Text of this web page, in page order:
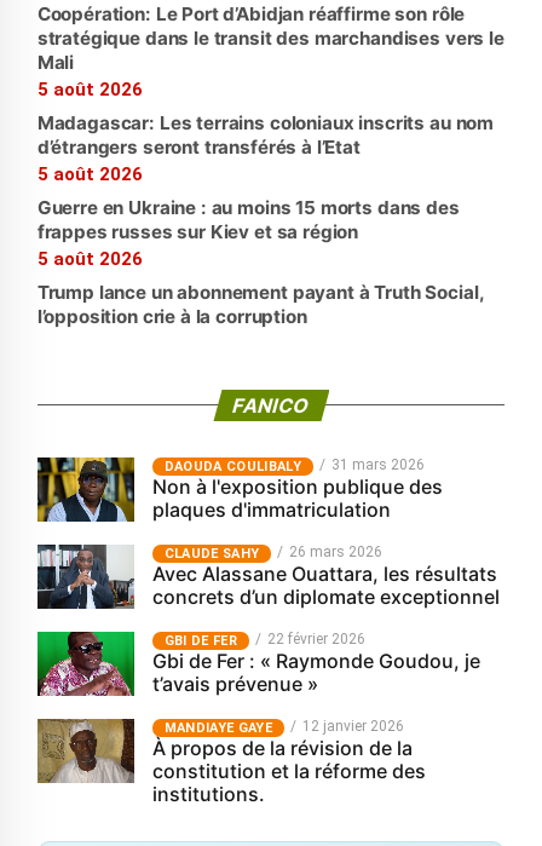
Coopération: Le Port d’Abidjan réaffirme son rôle
stratégique dans le transit des marchandises vers le
Mali
5 août 2026
Madagascar: Les terrains coloniaux inscrits au nom
d’étrangers seront transférés à l’Etat
5 août 2026
Guerre en Ukraine : au moins 15 morts dans des
frappes russes sur Kiev et sa région
5 août 2026
Trump lance un abonnement payant à Truth Social,
l’opposition crie à la corruption
FANICO
‎DAOUDA COULIBALY 31 mars 2026
Non à l'exposition publique des
plaques d'immatriculation
CLAUDE SAHY 26 mars 2026
Avec Alassane Ouattara, les résultats
concrets d’un diplomate exceptionnel
GBI DE FER 22 février 2026
Gbi de Fer : « Raymonde Goudou, je
t’avais prévenue »
MANDIAYE GAYE 12 janvier 2026
À propos de la révision de la
constitution et la réforme des
institutions.